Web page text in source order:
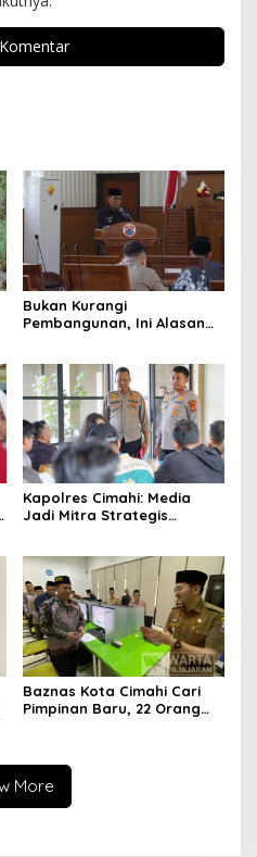
Bukan Kurangi
Pembangunan, Ini Alasan
Daerah
Kapolres Cimahi: Media
Jadi Mitra Strategis
Baznas Kota Cimahi Cari
Pimpinan Baru, 22 Orang
More